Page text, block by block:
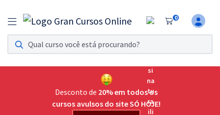
0
Assinatura Ilimitada 11
Acesso a todos os cursos. Teste grátis por 7 dias!
Assinatura OAB Até Passar
Acesso ilimitado a toda preparação para o Exame da
Desconto de 20% em todos os
cursos avulsos do site SÓ HOJE!